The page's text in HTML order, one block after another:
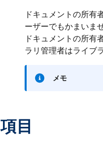
ドキュメントの所有
ーザーでもかまいませ
ドキュメントの所有
ラリ管理者はライブ
メモ
項目